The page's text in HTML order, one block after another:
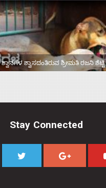
ಶ್ವಾಸದಂತಿರುವ ಶ್ರೀಮತಿ ರಜನಿ ಶೆಟ್ಟಿ
Stay Connected